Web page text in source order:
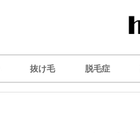
抜け毛 脱毛症